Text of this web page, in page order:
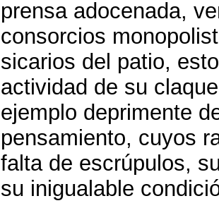
prensa adocenada,
consorcios
sicarios del patio,
actividad de su
ejemplo deprimente
pensamiento, cuyos
falta de escrúpulos,
su inigualable